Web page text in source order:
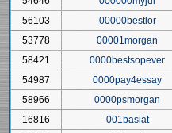
56103
00000bestlor
53778
00001morgan
58421
0000bestsopever
54987
0000pay4essay
58966
0000psmorgan
16816
001basiat